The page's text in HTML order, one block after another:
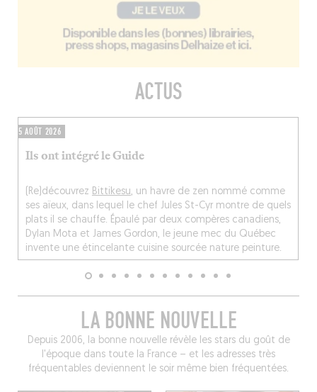
ACTUS
5 AOÛT 2026
Ils ont intégré le Guide
(Re)découvrez Bittikesu, un havre de zen nommé comme
ses aïeux, dans lequel le chef Jules St-Cyr montre de quels
plats il se chauffe. Épaulé par deux compères canadiens,
Dylan Mota et James Gordon, le jeune mec du Québec
invente une étincelante cuisine sourcée nature peinture.
LA BONNE NOUVELLE
Depuis 2006, la bonne nouvelle révèle les stars du goût de
l'époque dans toute la France – et les adresses très
fréquentables deviennent le soir même bien fréquentées.